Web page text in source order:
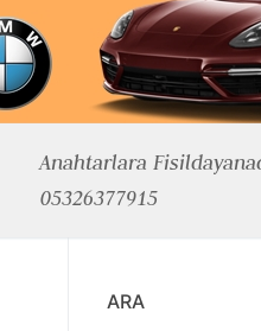
Arama:
Anahtarlara
05326377915
ARA